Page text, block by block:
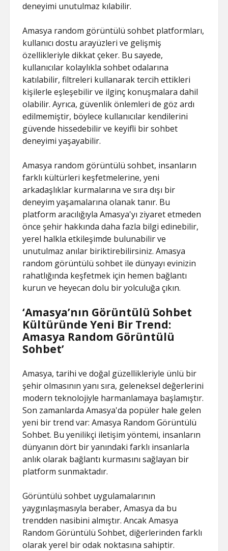
deneyimi unutulmaz kılabilir.
Amasya random görüntülü sohbet platformları,
kullanıcı dostu arayüzleri ve gelişmiş
özellikleriyle dikkat çeker. Bu sayede,
kullanıcılar kolaylıkla sohbet odalarına
katılabilir, filtreleri kullanarak tercih ettikleri
kişilerle eşleşebilir ve ilginç konuşmalara dahil
olabilir. Ayrıca, güvenlik önlemleri de göz ardı
edilmemiştir, böylece kullanıcılar kendilerini
güvende hissedebilir ve keyifli bir sohbet
deneyimi yaşayabilir.
Amasya random görüntülü sohbet, insanların
farklı kültürleri keşfetmelerine, yeni
arkadaşlıklar kurmalarına ve sıra dışı bir
deneyim yaşamalarına olanak tanır. Bu
platform aracılığıyla Amasya'yı ziyaret etmeden
önce şehir hakkında daha fazla bilgi edinebilir,
yerel halkla etkileşimde bulunabilir ve
unutulmaz anılar biriktirebilirsiniz. Amasya
random görüntülü sohbet ile dünyayı evinizin
rahatlığında keşfetmek için hemen bağlantı
kurun ve heyecan dolu bir yolculuğa çıkın.
‘Amasya’nın Görüntülü Sohbet
Kültüründe Yeni Bir Trend:
Amasya Random Görüntülü
Sohbet’
Amasya, tarihi ve doğal güzellikleriyle ünlü bir
şehir olmasının yanı sıra, geleneksel değerlerini
modern teknolojiyle harmanlamaya başlamıştır.
Son zamanlarda Amasya'da popüler hale gelen
yeni bir trend var: Amasya Random Görüntülü
Sohbet. Bu yenilikçi iletişim yöntemi, insanların
dünyanın dört bir yanındaki farklı insanlarla
anlık olarak bağlantı kurmasını sağlayan bir
platform sunmaktadır.
Görüntülü sohbet uygulamalarının
yaygınlaşmasıyla beraber, Amasya da bu
trendden nasibini almıştır. Ancak Amasya
Random Görüntülü Sohbet, diğerlerinden farklı
olarak yerel bir odak noktasına sahiptir.